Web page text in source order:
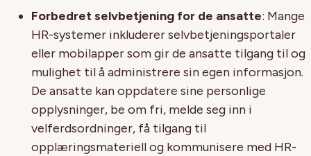
Forbedret selvbetjening for de ansatte: Mange
HR-systemer inkluderer selvbetjeningsportaler
eller mobilapper som gir de ansatte tilgang til og
mulighet til å administrere sin egen informasjon.
De ansatte kan oppdatere sine personlige
opplysninger, be om fri, melde seg inn i
velferdsordninger, få tilgang til
opplæringsmateriell og kommunisere med HR-